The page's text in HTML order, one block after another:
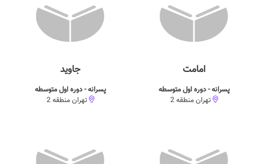
امامت
پسرانه - دوره اول متوسطه
تهران منطقه 2
جاوید
پسرانه - دوره اول متوسطه
تهران منطقه 2